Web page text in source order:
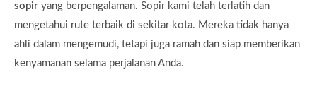
sopir yang berpengalaman. Sopir kami telah terlatih dan
mengetahui rute terbaik di sekitar kota. Mereka tidak hanya
ahli dalam mengemudi, tetapi juga ramah dan siap memberikan
kenyamanan selama perjalanan Anda.